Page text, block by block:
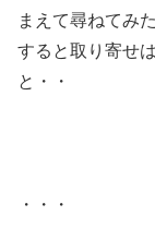
まえて尋ねてみた
すると取り寄せ
と・・
・・・